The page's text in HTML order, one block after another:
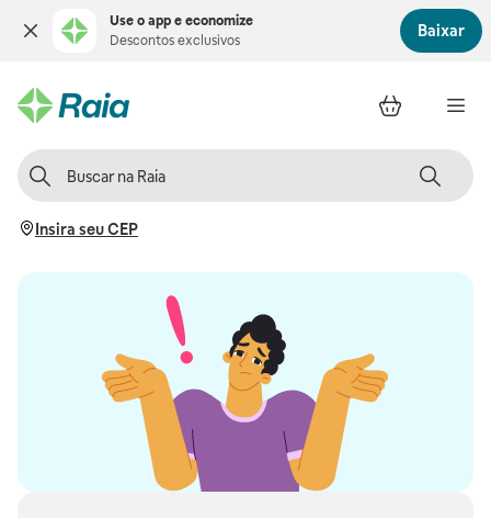
Use o app e economize
Descontos exclusivos
Baixar
Insira seu CEP